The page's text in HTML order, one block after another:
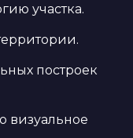
участка.
построек
визуальное